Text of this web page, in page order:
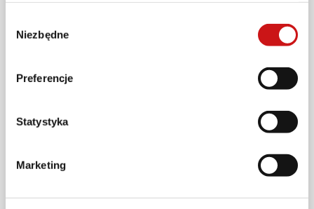
zgody
Niezbędne
Preferencje
Statystyka
Marketing